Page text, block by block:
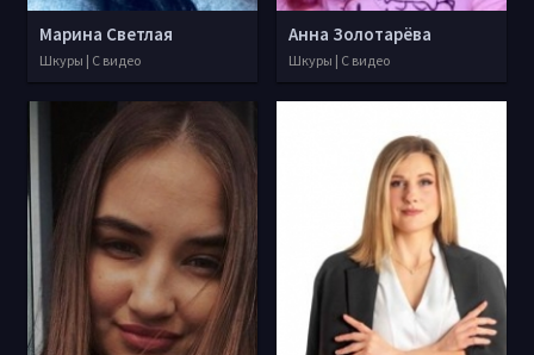
Марина Светлая
Шкуры | С видео
Анна Золотарёва
Шкуры | С видео